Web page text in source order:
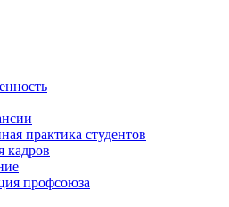
практика студентов
кадров
профсоюза